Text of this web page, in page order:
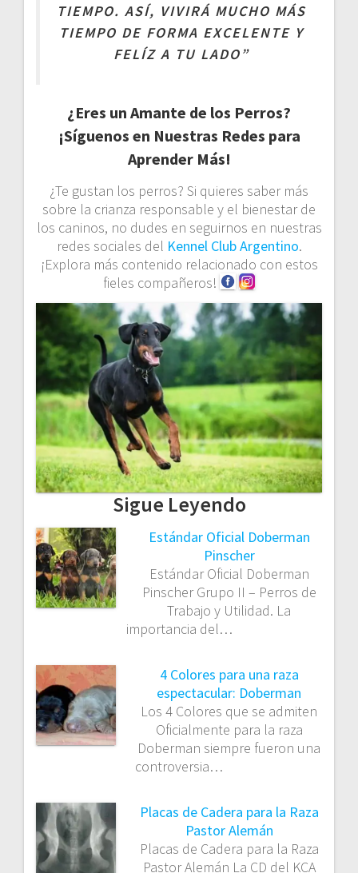
TIEMPO. ASÍ, VIVIRÁ MUCHO MÁS
TIEMPO DE FORMA EXCELENTE Y
FELÍZ A TU LADO”
¿Eres un Amante de los Perros?
¡Síguenos en Nuestras Redes para
Aprender Más!
¿Te gustan los perros? Si quieres saber más
sobre la crianza responsable y el bienestar de
los caninos, no dudes en seguirnos en nuestras
redes sociales del Kennel Club Argentino.
¡Explora más contenido relacionado con estos
fieles compañeros!
Sigue Leyendo
Estándar Oficial Doberman
Pinscher
Estándar Oficial Doberman
Pinscher Grupo II – Perros de
Trabajo y Utilidad. La
importancia del…
4 Colores para una raza
espectacular: Doberman
Los 4 Colores que se admiten
Oficialmente para la raza
Doberman siempre fueron una
controversia…
Placas de Cadera para la Raza
Pastor Alemán
Placas de Cadera para la Raza
Pastor Alemán La CD del KCA